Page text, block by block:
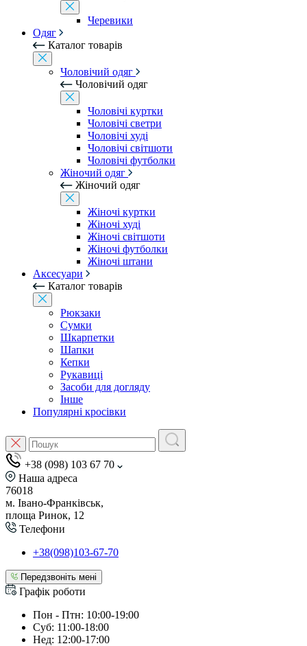
Черевики
Одяг
Каталог товарів
Чоловічий одяг
Чоловічий одяг
Чоловічі куртки
Чоловічі светри
Чоловічі худі
Чоловічі світшоти
Чоловічі футболки
Жіночий одяг
Жіночий одяг
Жіночі куртки
Жіночі худі
Жіночі світшоти
Жіночі футболки
Жіночі штани
Аксесуари
Каталог товарів
Рюкзаки
Сумки
Шкарпетки
Шапки
Кепки
Рукавиці
Засоби для догляду
Інше
Популярні кросівки
+38 (098) 103 67 70
Наша адреса
76018
м. Івано-Франківськ,
площа Ринок, 12
Телефони
+38(098)103-67-70
Передзвоніть мені
Графік роботи
Пон - Птн: 10:00-19:00
Суб: 11:00-18:00
Нед: 12:00-17:00